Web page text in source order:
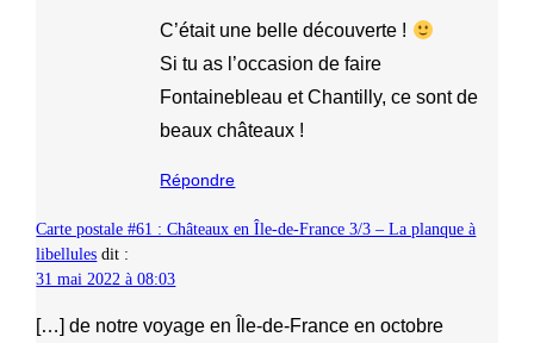
C’était une belle découverte !
Si tu as l’occasion de faire
Fontainebleau et Chantilly, ce sont de
beaux châteaux !
Répondre
Carte postale #61 : Châteaux en Île-de-France 3/3 – La planque à
libellules dit :
31 mai 2022 à 08:03
[…] de notre voyage en Île-de-France en octobre